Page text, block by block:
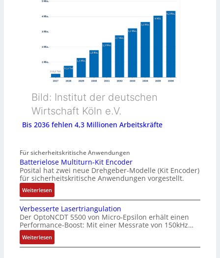
Bild: Institut der deutschen
Wirtschaft Köln e.V.
Bis 2036 fehlen 4,3 Millionen Arbeitskräfte
Für sicherheitskritische Anwendungen
Batterielose Multiturn-Kit Encoder
Posital hat zwei neue Drehgeber-Modelle (Kit Encoder)
für sicherheitskritische Anwendungen vorgestellt.
Weiterlesen:
B
a
t
t
e
r
Verbesserte Lasertriangulation
Der OptoNCDT 5500 von Micro-Epsilon erhält einen
Performance-Boost: Mit einer Messrate von 150kHz…
Weiterlesen:
V